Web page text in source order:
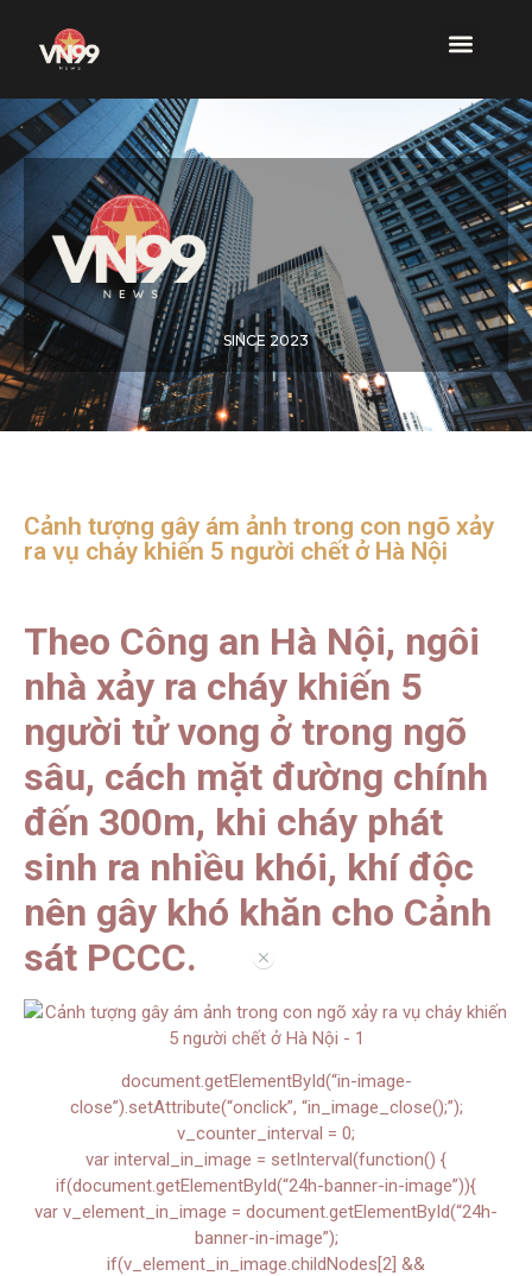
SINCE 2023
Cảnh tượng gây ám ảnh trong con ngõ xảy
ra vụ cháy khiến 5 người chết ở Hà Nội
Theo Công an Hà Nội, ngôi
nhà xảy ra cháy khiến 5
người tử vong ở trong ngõ
sâu, cách mặt đường chính
đến 300m, khi cháy phát
sinh ra nhiều khói, khí độc
nên gây khó khăn cho Cảnh
sát PCCC.
//
document.getElementById(“in-image-
close”).setAttribute(“onclick”, “in_image_close();”);
v_counter_interval = 0;
var interval_in_image = setInterval(function() {
if(document.getElementById(“24h-banner-in-image”)){
var v_element_in_image = document.getElementById(“24h-
banner-in-image”);
if(v_element_in_image.childNodes[2] &&